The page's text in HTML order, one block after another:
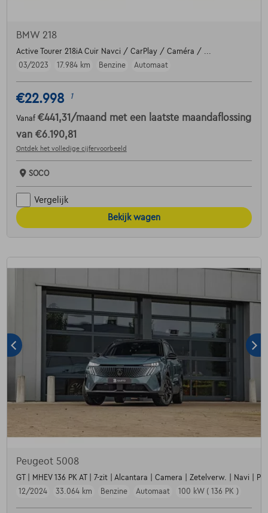
BMW 218
Active Tourer 218iA Cuir Navci / CarPlay / Caméra / ...
03/2023
17.984 km Benzine Automaat
€22.998 1
Vanaf €441,31 /maand met een laatste maandaflossing
van €6.190,81
Ontdek het volledige cijfervoorbeeld
SOCO
Vergelijk
Bekijk wagen
Peugeot 5008
GT | MHEV 136 PK AT | 7-zit | Alcantara | Camera | Zetelverw. | Navi |
12/2024
33.064 km Benzine Automaat 100 kW ( 136 PK )